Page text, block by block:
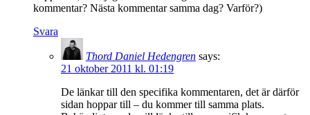
kommentar? Nästa kommentar samma dag? Varför?)
Svara
Thord Daniel Hedengren says:
21 oktober 2011 kl. 01:19
De länkar till den specifika kommentaren, det är därför
sidan hoppar till – du kommer till samma plats.